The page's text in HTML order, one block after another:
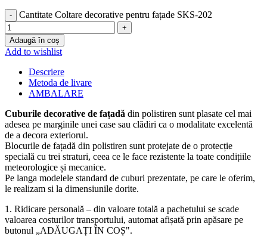
Cantitate Coltare decorative pentru fațade SKS-202
Adaugă în coș
Add to wishlist
Descriere
Metoda de livare
AMBALARE
Cuburile decorative de fațadă din polistiren sunt plasate cel mai
adesea pe marginile unei case sau clădiri ca o modalitate excelentă
de a decora exteriorul.
Blocurile de fațadă din polistiren sunt protejate de o protecție
specială cu trei straturi, ceea ce le face rezistente la toate condițiile
meteorologice și mecanice.
Pe langa modelele standard de cuburi prezentate, pe care le oferim,
le realizam si la dimensiunile dorite.
1. Ridicare personală – din valoare totală a pachetului se scade
valoarea costurilor transportului, automat afișată prin apăsare pe
butonul „ADĂUGAȚI ÎN COȘ".